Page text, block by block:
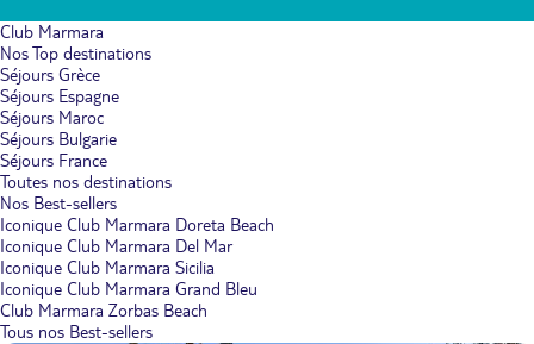
Club Marmara
Nos Top destinations
Séjours Grèce
Séjours Espagne
Séjours Maroc
Séjours Bulgarie
Séjours France
Toutes nos destinations
Nos Best-sellers
Iconique Club Marmara Doreta Beach
Iconique Club Marmara Del Mar
Iconique Club Marmara Sicilia
Iconique Club Marmara Grand Bleu
Club Marmara Zorbas Beach
Tous nos Best-sellers